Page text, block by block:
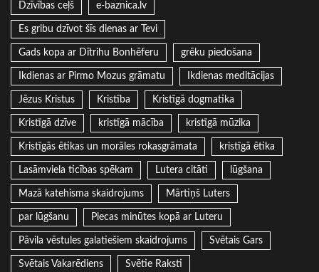
Dzīvības ceļš e-baznica.lv
Es gribu dzīvot šīs dienas ar Tevi
Gads kopa ar Dītrihu Bonhēferu grēku piedošana
Ikdienas ar Pirmo Mozus grāmatu Ikdienas meditācijas
Jēzus Kristus Kristība Kristīgā dogmatika
Kristīgā dzīve kristīgā mācība kristīgā mūzika
Kristīgās ētikas un morāles rokasgrāmata kristīgā ētika
Lasāmviela ticības spēkam Lutera citāti lūgšana
Mazā katehisma skaidrojums Mārtiņš Luters
par lūgšanu Piecas minūtes kopā ar Luteru
Pāvila vēstules galatiešiem skaidrojums Svētais Gars
Svētais Vakarēdiens Svētie Raksti